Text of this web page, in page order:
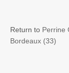
Return to Perrine
Bordeaux (33)